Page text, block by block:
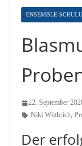
ENSEMBLE-
22. September
Niki Wüthrich,
Der